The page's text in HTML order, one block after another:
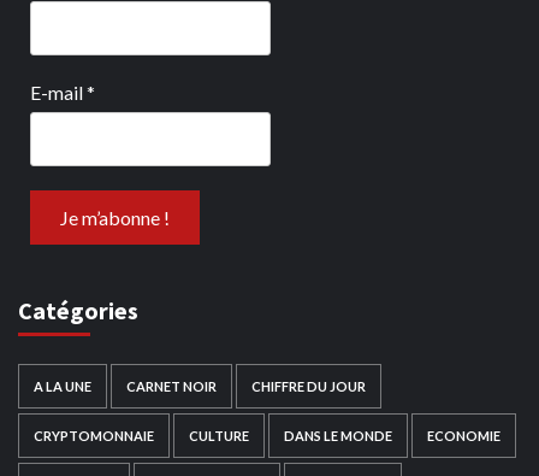
E-mail*
Catégories
A LA UNE CARNET NOIR CHIFFRE DU JOUR
CRYPTOMONNAIE CULTURE DANS LE MONDE ECONOMIE